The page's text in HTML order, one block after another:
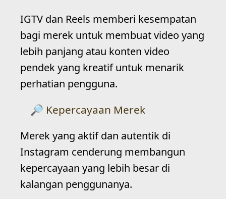
IGTV dan Reels memberi kesempatan
bagi merek untuk membuat video yang
lebih panjang atau konten video
pendek yang kreatif untuk menarik
perhatian pengguna.
Kepercayaan Merek
Merek yang aktif dan autentik di
Instagram cenderung membangun
kepercayaan yang lebih besar di
kalangan penggunanya.